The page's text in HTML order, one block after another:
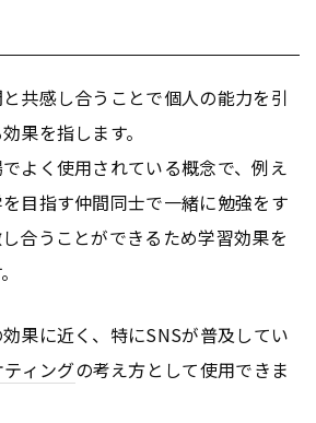
共感し合うことで個人の能力を引
果を指します。
よく使用されている概念で、例え
目指す仲間同士で一緒に勉強をす
合うことができるため学習効果を
果に近く、特にSNSが普及してい
ィングの考え方として使用できま